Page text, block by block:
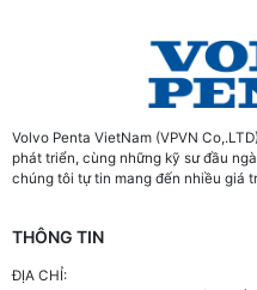
Volvo Penta VietNam (VPVN
phát triển, cùng những kỹ sư đầu
chúng tôi tự tin mang đến nhiều giá
THÔNG TIN
ĐỊA CHỈ: